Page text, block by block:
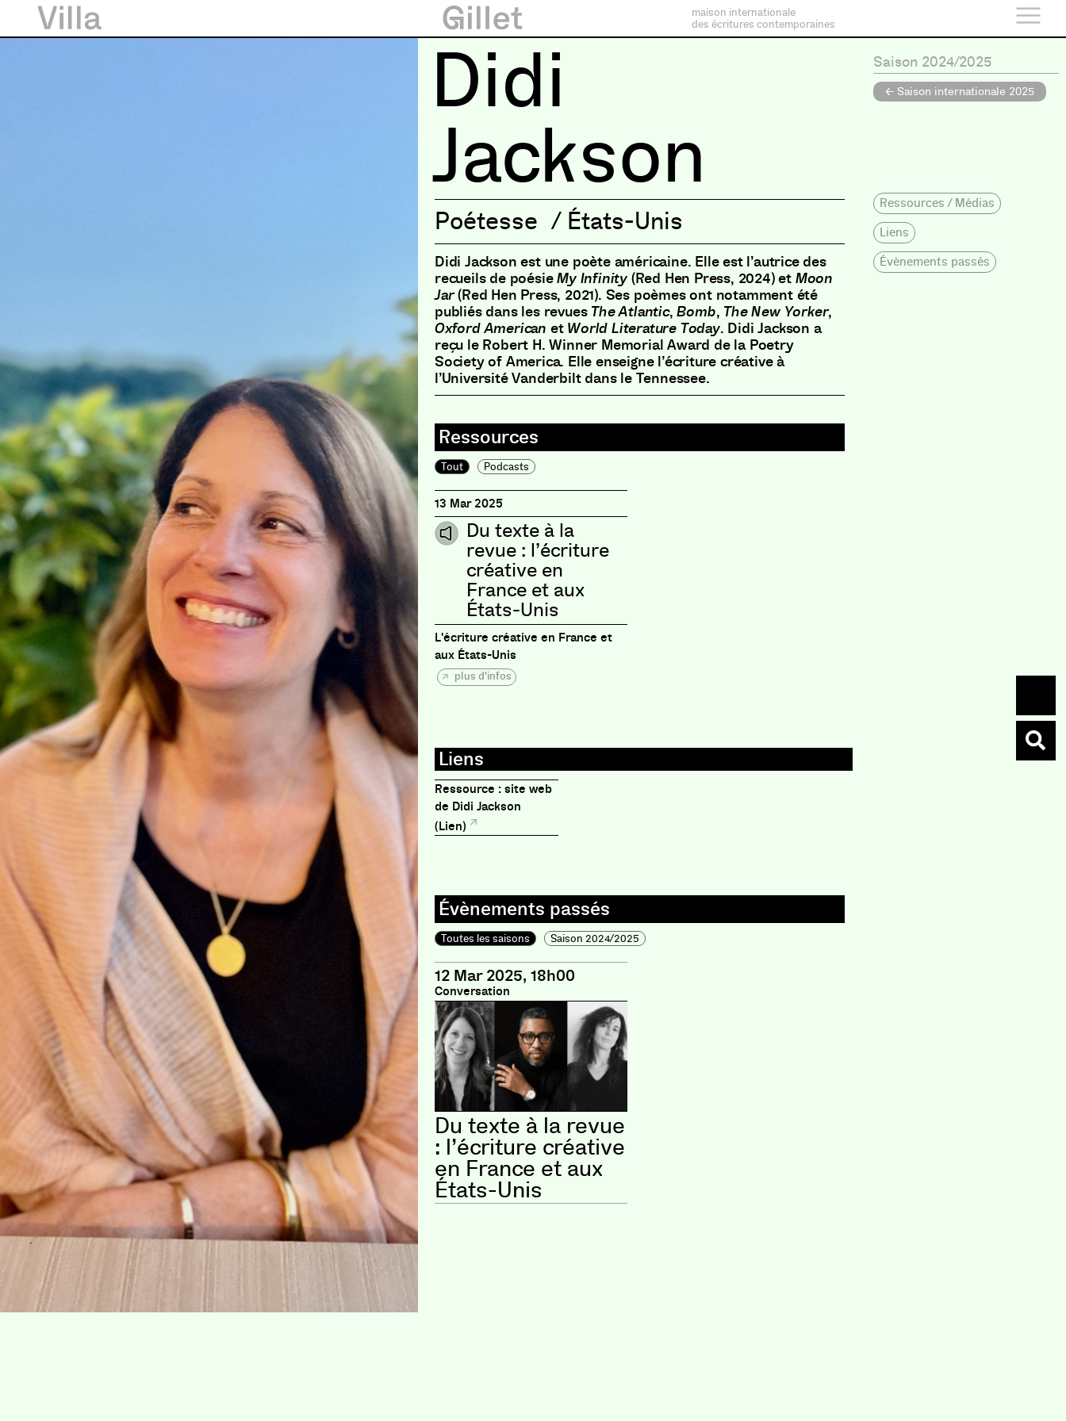
maison internationale
des écritures contemporaines
Didi
Jackson
Poétesse / États-Unis
Didi Jackson est une poète américaine. Elle est l’autrice des
recueils de poésieMy Infinity(Red Hen Press, 2024) et Moon
Jar(Red Hen Press, 2021). Ses poèmes ont notamment été
publiés dans les revues The Atlantic,Bomb, The New Yorker,
Oxford American et World Literature Today. Didi Jackson a
reçu le Robert H. Winner Memorial Award de la Poetry
Society of America. Elle enseigne l’écriture créative à
l’Université Vanderbilt dans le Tennessee.
Tout Podcasts
13 Mar 2025
Du texte à la
revue : l’écriture
créative en
France et aux
États-Unis
L'écriture créative en France et
aux États-Unis
plus d'infos
Ressource : site web
de Didi Jackson
(Lien)
Toutes les saisons Saison 2024/2025
12 Mar 2025, 18h00
Conversation
Du texte à la revue
: l’écriture créative
en France et aux
États-Unis
Saison 2024/2025
← Saison internationale 2025
Ressources / Médias
Liens
Évènements passés